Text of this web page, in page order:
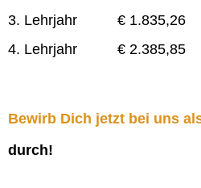
3. Lehrjahr € 1.835,26
4. Lehrjahr € 2.385,85
Bewirb Dich jetzt bei uns
durch!